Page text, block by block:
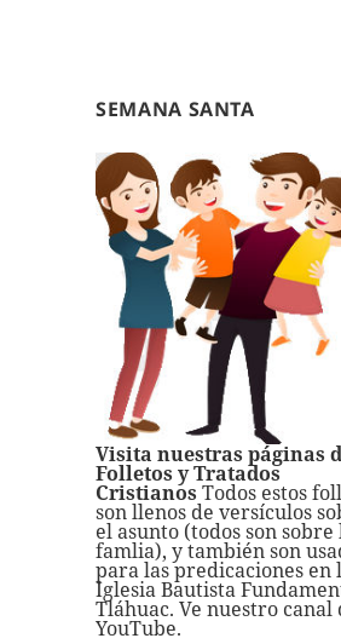
SEMANA SANTA
Visita nuestras páginas
Folletos y Tratados
Cristianos Todos estos
son llenos de versículos
el asunto (todos son sobre
famlia), y también son
para las predicaciones en
Iglesia Bautista
Tláhuac. Ve nuestro canal
YouTube.